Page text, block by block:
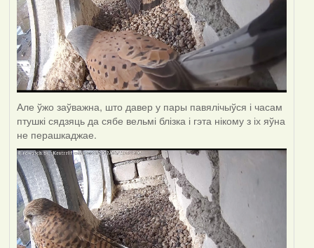
Але ўжо заўважна, што давер у пары павялічыўся і часам
птушкі сядзяць да сябе вельмі блізка і гэта нікому з іх яўна
не перашкаджае.